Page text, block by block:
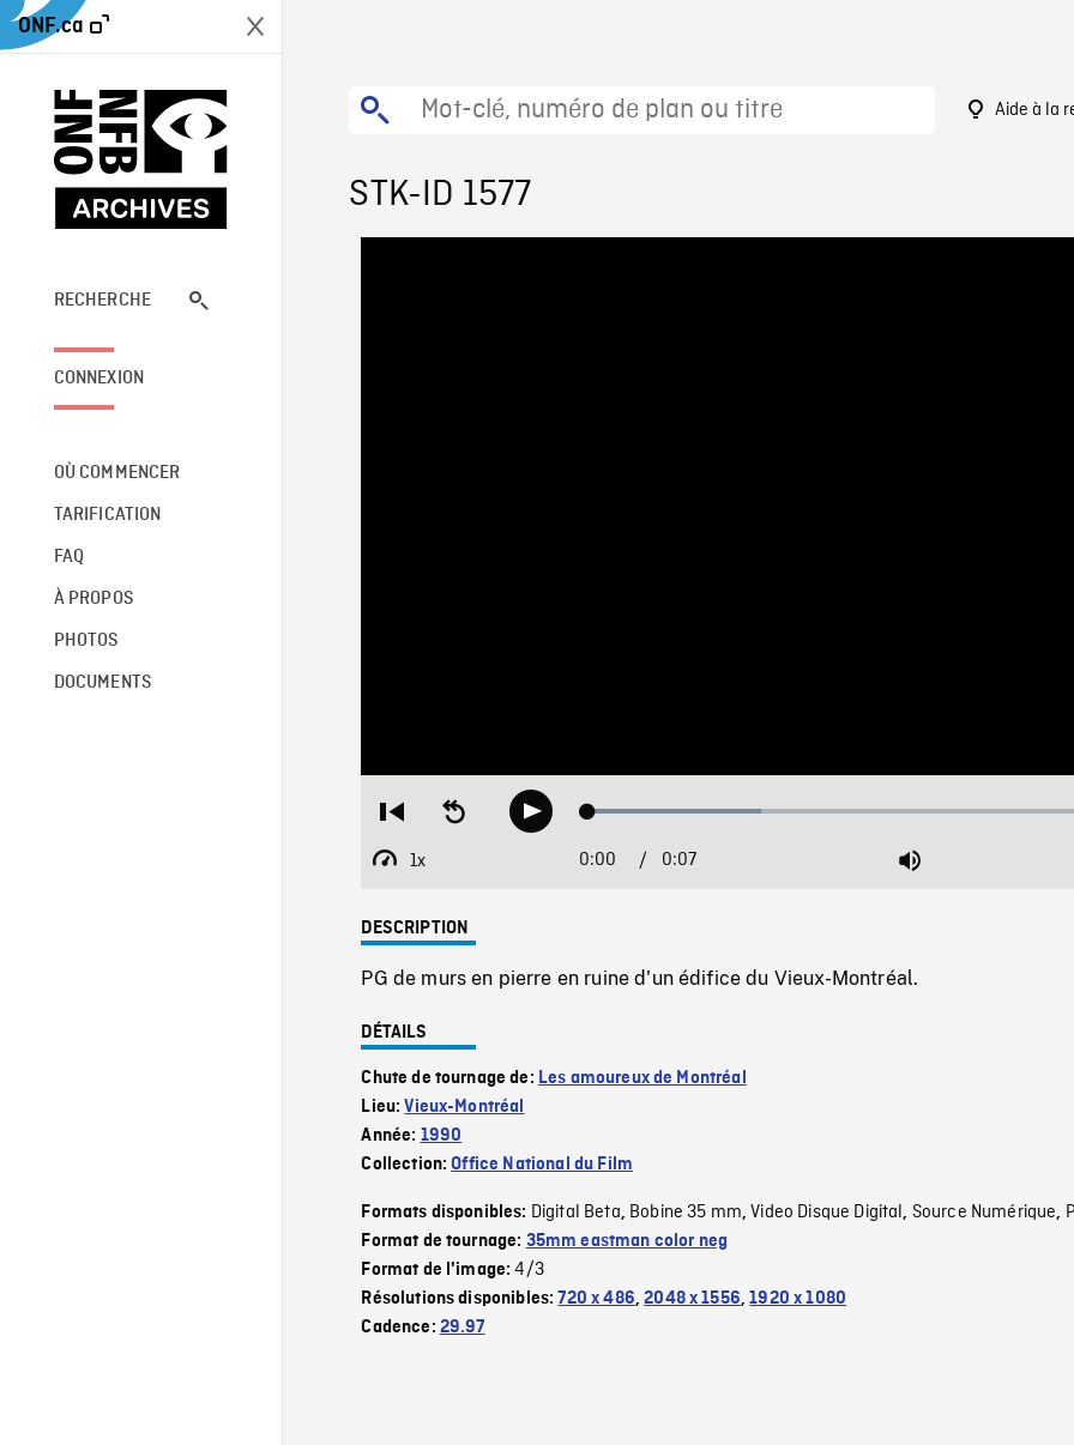
ONF.ca
RECHERCHE
CONNEXION
OÙ COMMENCER
TARIFICATION
FAQ
À PROPOS
PHOTOS
DOCUMENTS
Aide à la
STK-ID 1577
Restart
beginning
Seek
backwardPlay Loaded:
1x
Playback
Current
0:00 / Duration
0:07 Mute
DESCRIPTION
PG de murs en pierre en ruine d'un édifice du Vieux-Montréal.
DÉTAILS
Chute de tournage de: Les amoureux de Montréal
Lieu:Vieux-Montréal
Année: 1990
Collection:Office National du Film
Formats disponibles: Digital Beta, Bobine 35 mm,Video Disque Digital, Source Numérique,
Format de tournage: 35mm eastman color neg
Format de l'image:4/3
Résolutions disponibles:720 x 486,2048 x 1556,1920 x 1080
Cadence: 29.97